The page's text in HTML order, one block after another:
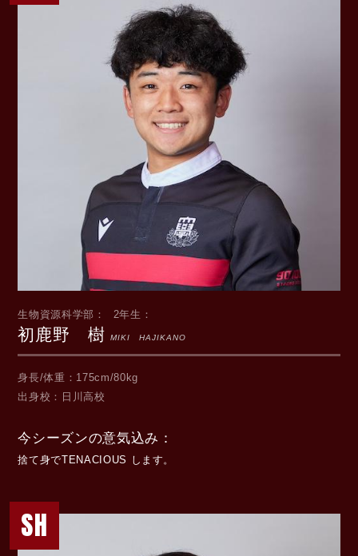
生物資源科学部 2年生
初鹿野 樹 MIKI HAJIKANO
身長/体重
175cm/80kg
出身校
日川高校
今シーズンの意気込み
捨て身でTENACIOUS します。
SH